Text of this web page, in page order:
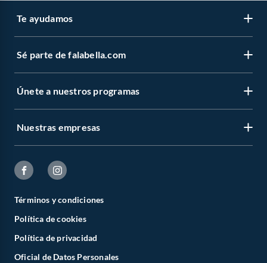
Te ayudamos
Sé parte de falabella.com
Únete a nuestros programas
Nuestras empresas
Términos y condiciones
Política de cookies
Política de privacidad
Oficial de Datos Personales